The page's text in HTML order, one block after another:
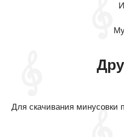
Для скачивания минусовки